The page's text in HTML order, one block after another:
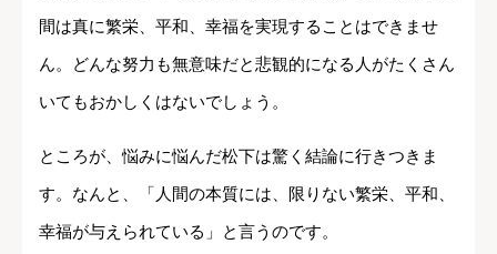
間は真に繁栄、平和、幸福を実現することはできませ
ん。どんな努力も無意味だと悲観的になる人がたくさん
いてもおかしくはないでしょう。
ところが、悩みに悩んだ松下は驚く結論に行きつきま
す。なんと、「人間の本質には、限りない繁栄、平和、
幸福が与えられている」と言うのです。